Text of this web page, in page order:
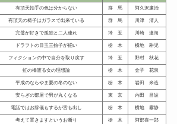
有頂天拍手の色は分からない 群 馬 阿久沢廉治
有頂天の椅子はガラスで出来ている 群 馬 川津 清人
完璧が好きで孤独と二人連れ 埼 玉 川崎 達海
ドラフトの目玉三拍子が揃い 栃 木 横地 耕児
フィクションの中で自分を取り戻す 埼 玉 野村 秋花
虹の橋渡る女の理想論 栃 木 金子 花泉
平成のならやま夏の冬のない 栃 木 岩田 米造
安らぎの部屋で男が丸くなる 東 京 内田 昌波
電話ではお辞儀もするが舌も出し 栃 木 横地 霧静
考えて置きますというお断り 栃 木 阿部喜一郎